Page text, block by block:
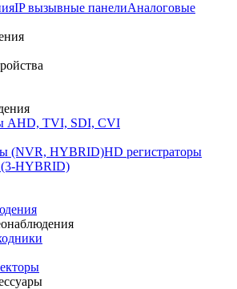
IP вызывные панелиАналоговые
AHD, TVI, SDI, CVI
(NVR, HYBRID)HD регистраторы
HYBRID)